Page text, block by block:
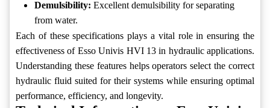
Demulsibility: Excellent demulsibility for separating
from water.
Each of these specifications plays a vital role in ensuring the
effectiveness of Esso Univis HVI 13 in hydraulic applications.
Understanding these features helps operators select the correct
hydraulic fluid suited for their systems while ensuring optimal
performance, efficiency, and longevity.